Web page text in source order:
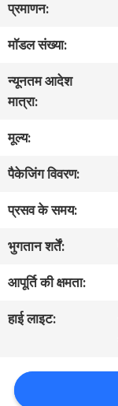
हमारे
बारे
में
कारखाना
गुणवत्ता
नियंत्रण
करें
प्रमाणन:
मॉडल संख्या:
न्यूनतम आदेश
मात्रा:
मूल्य:
पैकेजिंग विवरण:
प्रसव के समय:
भुगतान शर्तें:
आपूर्ति की क्षमता:
हाई लाइट: